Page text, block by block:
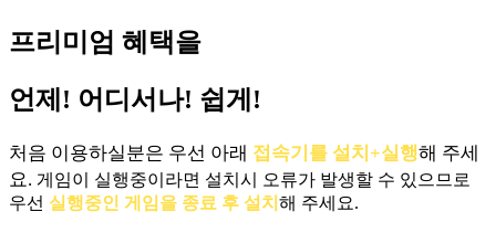
프리미엄 혜택을
언제! 어디서나! 쉽게!
처음 이용하실분은 우선 아래 접속기를 설치+실행해 주세
요. 게임이 실행중이라면 설치시 오류가 발생할 수 있으므로
우선 실행중인 게임을 종료 후 설치 해 주세요.